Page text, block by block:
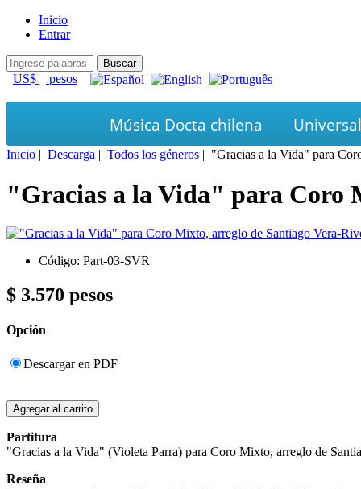
Inicio
Entrar
US$ pesos
Música Docta chilena
Inicio | Descarga | Todos los géneros | "Gracias a la Vida" para
"Gracias a la Vida" para Coro
Código: Part-03-SVR
$ 3.570 pesos
Opción
Descargar en PDF
Partitura
"Gracias a la Vida" (Violeta Parra) para Coro Mixto, arreglo de
Reseña